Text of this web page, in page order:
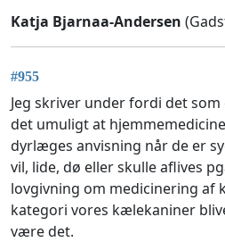
Katja Bjarnaa-Andersen
#955
Jeg skriver under fordi det
det umuligt at
dyrlæges anvisning når de er
vil, lide, dø eller skulle aflives
lovgivning om medicinering af
kategori vores kælekaniner
være det.